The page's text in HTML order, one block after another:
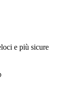
e più sicure